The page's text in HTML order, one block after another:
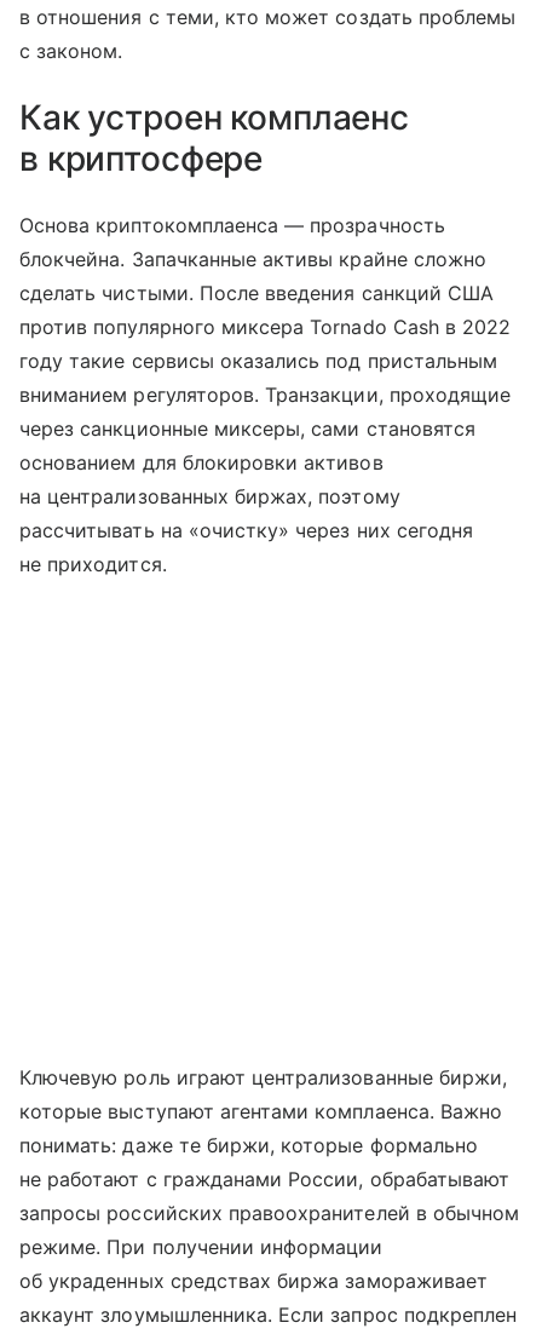
в отношения с теми, кто может создать проблемы
с законом.
Как устроен комплаенс
в криптосфере
Основа криптокомплаенса — прозрачность
блокчейна. Запачканные активы крайне сложно
сделать чистыми. После введения санкций США
против популярного миксера Tornado Cash в 2022
году такие сервисы оказались под пристальным
вниманием регуляторов. Транзакции, проходящие
через санкционные миксеры, сами становятся
основанием для блокировки активов
на централизованных биржах, поэтому
рассчитывать на «очистку» через них сегодня
не приходится.
Ключевую роль играют централизованные биржи,
которые выступают агентами комплаенса. Важно
понимать: даже те биржи, которые формально
не работают с гражданами России, обрабатывают
запросы российских правоохранителей в обычном
режиме. При получении информации
об украденных средствах биржа замораживает
аккаунт злоумышленника. Если запрос подкреплен